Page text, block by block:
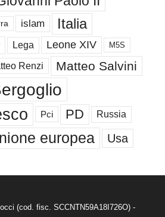
islam Italia
Lega Leone XIV M5S
Renzi Matteo Salvini
Pci PD Russia
europea Usa
(cod. fisc. SCCNTN59A18I726O) -